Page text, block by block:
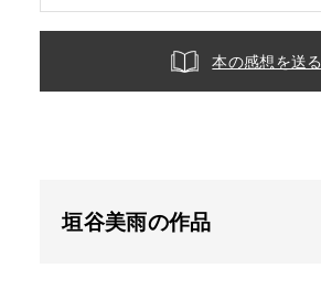
本の感想を送る
垣谷美雨の作品